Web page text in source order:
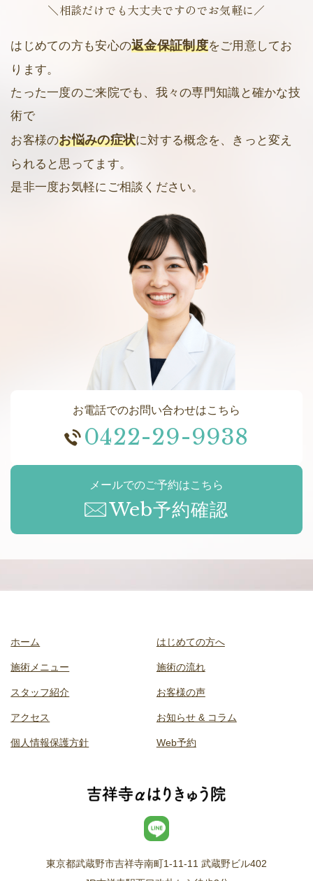
＼相談だけでも大丈夫ですのでお気軽に／
はじめての方も安心の返金保証制度をご用意してお
ります。
たった一度のご来院でも、我々の専門知識と確かな技
術で
お客様のお悩みの症状に対する概念を、きっと変え
られると思ってます。
是非一度お気軽にご相談ください。
お電話でのお問い合わせはこちら
0422-29-9938
メールでのご予約はこちら
Web予約確認
東京都武蔵野市吉祥寺南町1-11-11 武蔵野ビル402
ホーム はじめての方へ
施術メニュー 施術の流れ
スタッフ紹介 お客様の声
アクセス お知らせ & コラム
個人情報保護方針 Web予約